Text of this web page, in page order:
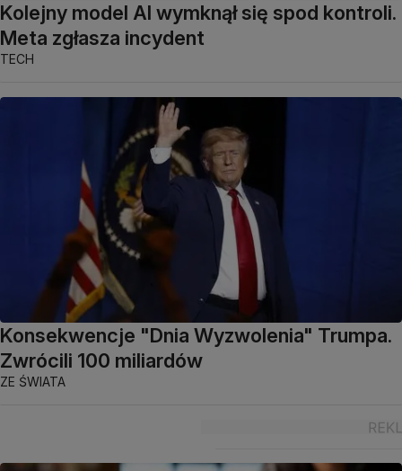
Kolejny model AI wymknął się spod kontroli.
Meta zgłasza incydent
TECH
Konsekwencje "Dnia Wyzwolenia" Trumpa.
Zwrócili 100 miliardów
ZE ŚWIATA